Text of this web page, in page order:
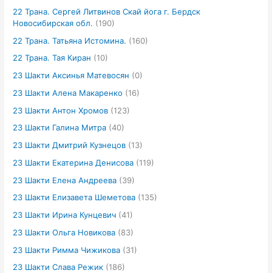
22 Трана. Сергей Литвинов Скай йога г. Бердск
Новосибирская обл. (190)
22 Трана. Татьяна Истомина. (160)
22 Трана. Тая Киран (10)
23 Шакти Аксинья Матевосян (0)
23 Шакти Алена Макаренко (16)
23 Шакти Антон Хромов (123)
23 Шакти Галина Митра (40)
23 Шакти Дмитрий Кузнецов (13)
23 Шакти Екатерина Денисова (119)
23 Шакти Елена Андреева (39)
23 Шакти Елизавета Шеметова (135)
23 Шакти Ирина Кунцевич (41)
23 Шакти Ольга Новикова (83)
23 Шакти Римма Чижикова (31)
23 Шакти Слава Режик (186)